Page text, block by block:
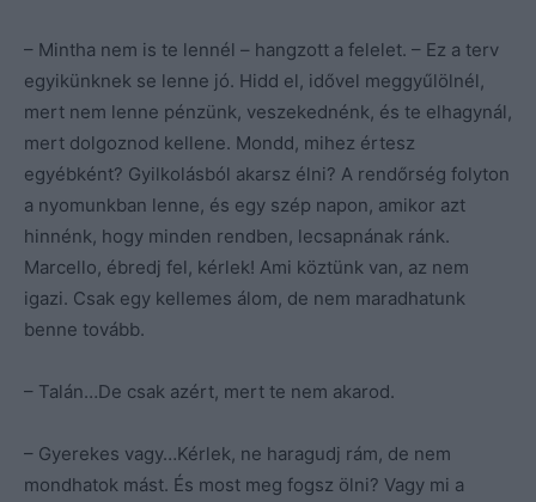
– Mintha nem is te lennél – hangzott a felelet. – Ez a terv
egyikünknek se lenne jó. Hidd el, idővel meggyűlölnél,
mert nem lenne pénzünk, veszekednénk, és te elhagynál,
mert dolgoznod kellene. Mondd, mihez értesz
egyébként? Gyilkolásból akarsz élni? A rendőrség folyton
a nyomunkban lenne, és egy szép napon, amikor azt
hinnénk, hogy minden rendben, lecsapnának ránk.
Marcello, ébredj fel, kérlek! Ami köztünk van, az nem
igazi. Csak egy kellemes álom, de nem maradhatunk
benne tovább.
– Talán…De csak azért, mert te nem akarod.
– Gyerekes vagy…Kérlek, ne haragudj rám, de nem
mondhatok mást. És most meg fogsz ölni? Vagy mi a